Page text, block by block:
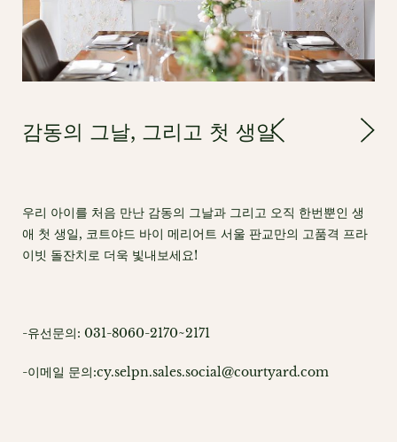
감동의 그날, 그리고 첫 생일
우리 아이를 처음 만난 감동의 그날과 그리고 오직 한번뿐인 생
애 첫 생일, 코트야드 바이 메리어트 서울 판교만의 고품격 프라
이빗 돌잔치로 더욱 빛내보세요!
-유선문의: 031-8060-2170~2171
-이메일 문의:cy.selpn.sales.social@courtyard.com